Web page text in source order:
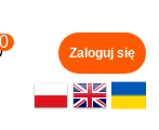
0
Zaloguj się